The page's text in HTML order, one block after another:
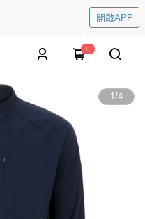
開啟APP
0
1/4